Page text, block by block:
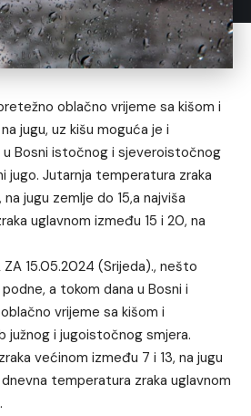
oblačno vrijeme sa kišom i
jugu, uz kišu moguća je i
u Bosni istočnog i sjeveroistočnog
jugo. Jutarnja temperatura zraka
jugu zemlje do 15,a najviša
uglavnom između 15 i 20, na
ZA 15.05.2024 (Srijeda)., nešto
a tokom dana u Bosni i
vrijeme sa kišom i
južnog i jugoistočnog smjera.
većinom između 7 i 13, na jugu
temperatura zraka uglavnom